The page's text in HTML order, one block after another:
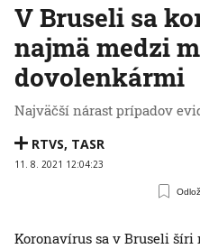
V Bruseli sa
najmä medzi
dovolenkármi
Najväčší nárast prípadov
RTVS, TASR
11. 8. 2021 12:04:23
Koronavírus sa v Bruseli